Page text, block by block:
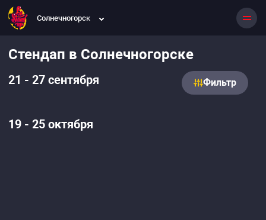
Солнечногорск
Стендап в Солнечногорске
Фильтр
21 - 27 сентября
19 - 25 октября